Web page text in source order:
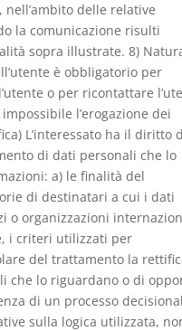
delle relative
la comunicazione risulti
sopra illustrate. 8)
è obbligatorio per
o per ricontattare
l’erogazione dei
L’interessato ha il diritto
di dati personali che lo
a) le finalità del
di destinatari a cui i dati
o organizzazioni
i criteri utilizzati per
del trattamento la
che lo riguardano o di
di un processo
sulla logica utilizzata,